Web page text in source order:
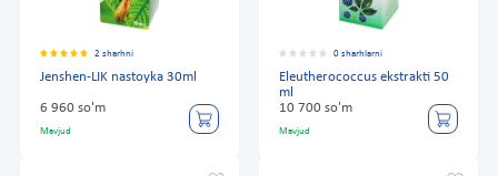
2 sharhni
Jenshen-LIK nastoyka 30ml
6 960 so'm
Mavjud
0 sharhlarni
Eleutherococcus ekstrakti 50
ml
10 700 so'm
Mavjud